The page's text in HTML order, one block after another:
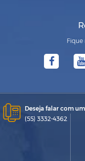
Fique
Deseja falar com
(55) 3332-4362